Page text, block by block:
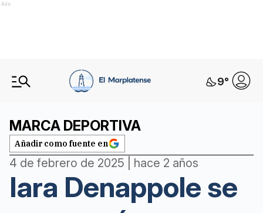
Ads
9°
MARCA DEPORTIVA
Añadir como fuente en
4 de febrero de 2025 | hace 2 años
Iara Denappole se